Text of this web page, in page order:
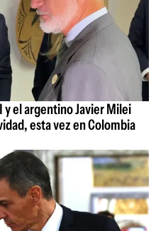
y el argentino Javier Milei
esta vez en Colombia